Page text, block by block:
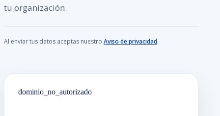
tu organización.
Al enviar tus datos aceptas nuestro Aviso de privacidad.
dominio_no_autorizado